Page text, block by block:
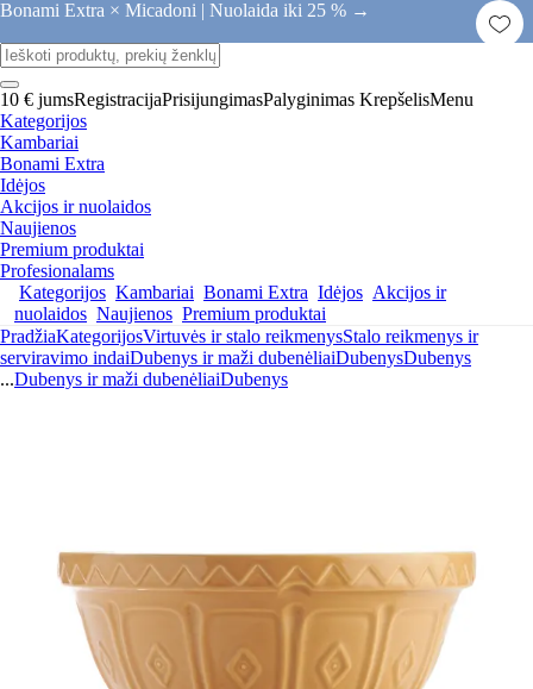
Bonami Extra × Micadoni | Nuolaida iki 25 % →
10 € jumsRegistracijaPrisijungimasPalyginimas KrepšelisMenu
Kategorijos
Kambariai
Bonami Extra
Idėjos
Akcijos ir nuolaidos
Naujienos
Premium produktai
Profesionalams
Kategorijos Kambariai Bonami Extra Idėjos Akcijos ir
nuolaidos Naujienos Premium produktai
PradžiaKategorijosVirtuvės ir stalo reikmenysStalo reikmenys ir
serviravimo indaiDubenys ir maži dubenėliaiDubenysDubenys
...Dubenys ir maži dubenėliaiDubenys